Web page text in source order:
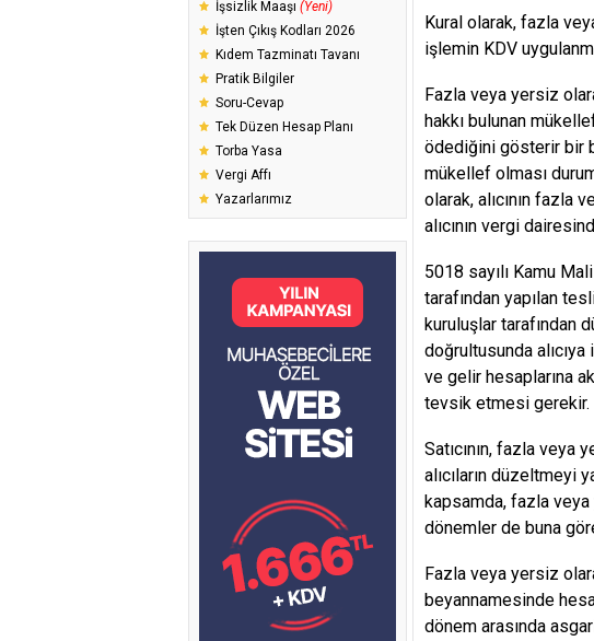
İşsizlik Maaşı (Yeni)
İşten Çıkış Kodları 2026
Kıdem Tazminatı Tavanı
Pratik Bilgiler
Soru-Cevap
Tek Düzen Hesap Planı
Torba Yasa
Vergi Affı
Yazarlarımız
Kural olarak, fazla
işlemin KDV
Fazla veya yersiz
hakkı bulunan
ödediğini gösterir bir
mükellef olması
olarak, alıcının fazla
alıcının vergi
5018 sayılı Kamu
tarafından yapılan
kuruluşlar tarafından
doğrultusunda
ve gelir hesaplarına
tevsik etmesi gerekir.
Satıcının, fazla
alıcıların düzeltmeyi
kapsamda, fazla
dönemler de buna
Fazla veya yersiz
beyannamesinde
dönem arasında